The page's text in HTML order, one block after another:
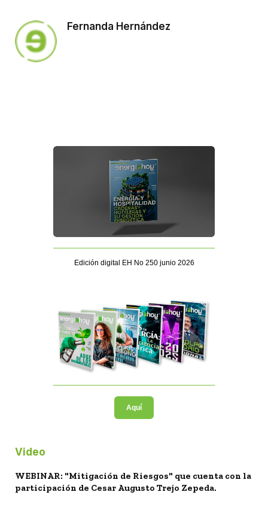
Fernanda Hernández
Edición digital EH No 250 junio 2026
Aquí
Video
WEBINAR: "Mitigación de Riesgos" que cuenta con la
participación de Cesar Augusto Trejo Zepeda.